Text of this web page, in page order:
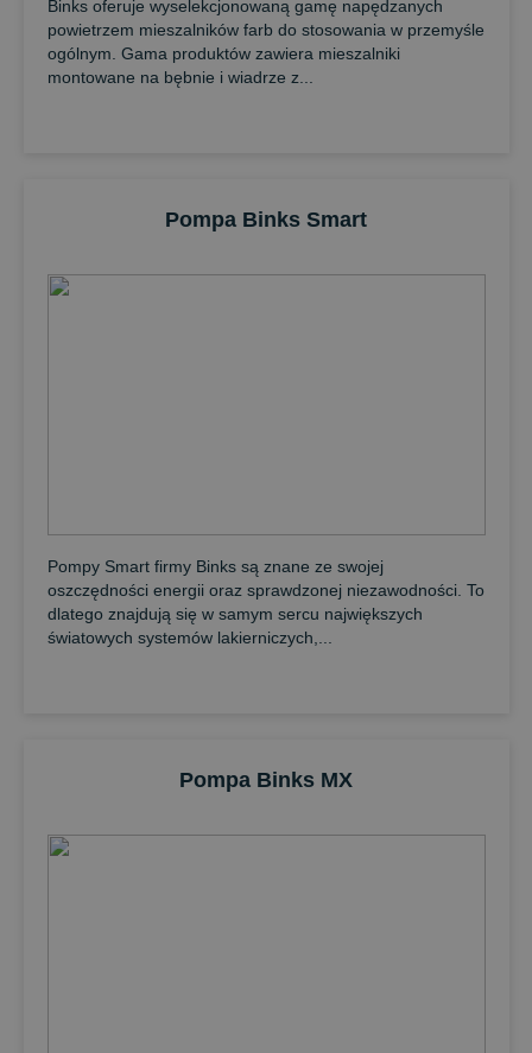
Binks oferuje wyselekcjonowaną gamę napędzanych
powietrzem mieszalników farb do stosowania w przemyśle
ogólnym. Gama produktów zawiera mieszalniki
montowane na bębnie i wiadrze z...
Pompa Binks Smart
Pompy Smart firmy Binks są znane ze swojej
oszczędności energii oraz sprawdzonej niezawodności. To
dlatego znajdują się w samym sercu największych
światowych systemów lakierniczych,...
Pompa Binks MX